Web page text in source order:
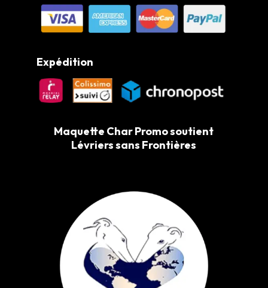
Expédition
Maquette Char Promo soutient
Lévriers sans Frontières